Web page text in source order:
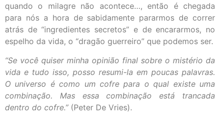
quando o milagre não acontece…, então é chegada
para nós a hora de sabidamente pararmos de correr
atrás de “ingredientes secretos” e de encararmos, no
espelho da vida, o “dragão guerreiro” que podemos ser.
“Se você quiser minha opinião final sobre o mistério da
vida e tudo isso, posso resumi-la em poucas palavras.
O universo é como um cofre para o qual existe uma
combinação. Mas essa combinação está trancada
dentro do cofre.” (Peter De Vries).